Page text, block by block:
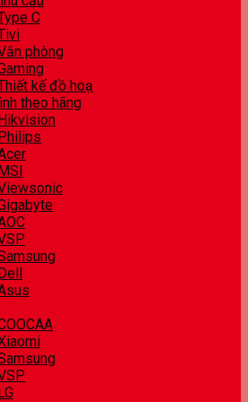
C
phòng
kế đồ hoạ
theo hãng